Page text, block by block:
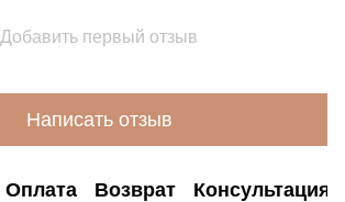
Добавить первый отзыв
Написать отзыв
Оплата Возврат Консультация